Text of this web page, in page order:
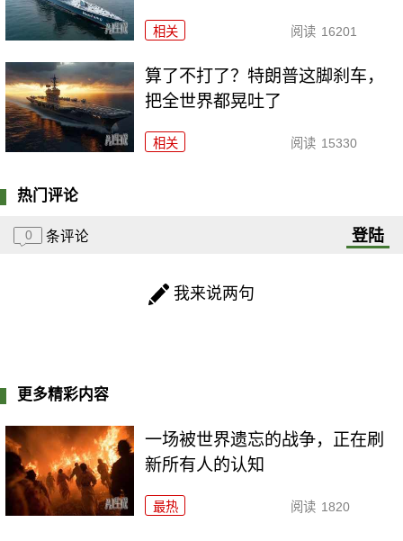
相关 阅读 16201
算了不打了？特朗普这脚刹车，
把全世界都晃吐了
相关 阅读 15330
热门评论
0 条评论 登陆
我来说两句
更多精彩内容
一场被世界遗忘的战争，正在刷
新所有人的认知
最热 阅读 1820